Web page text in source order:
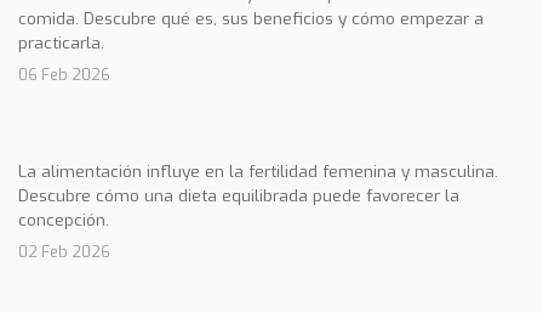
comida. Descubre qué es, sus beneficios y cómo empezar a
practicarla.
06 Feb 2026
La alimentación influye en la fertilidad femenina y masculina.
Descubre cómo una dieta equilibrada puede favorecer la
concepción.
02 Feb 2026